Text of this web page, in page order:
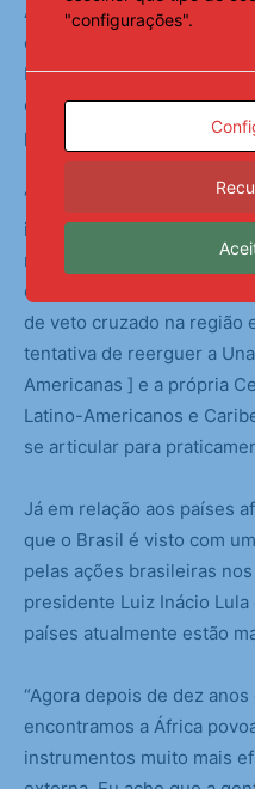
Além desses quatro
da integração brasileira
Na avaliação dele, a
quadro de fragmentação
possível.
“Há dois fatores que
integração regional.
na Argentina e, segundo, o
eleitoral na Venezuela em
de veto cruzado na região
tentativa de reerguer a
Americanas ] e a própria
Latino-Americanos e
se articular para
Já em relação aos países
que o Brasil é visto com
pelas ações brasileiras
presidente Luiz Inácio
países atualmente estão
“Agora depois de dez
encontramos a África
instrumentos muito mais
"configurações".